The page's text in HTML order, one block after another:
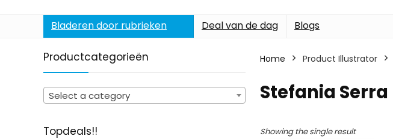
Bladeren door rubrieken Deal van de dag Blogs
Productcategorieën
Select a category
Topdeals!!
Home Product Illustrator
Stefania Serra
Showing the single result